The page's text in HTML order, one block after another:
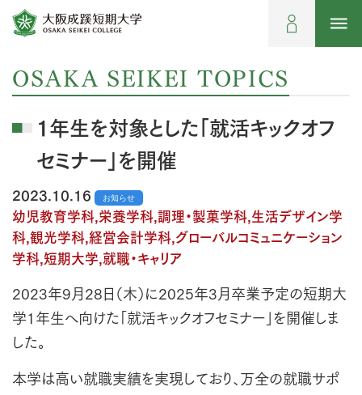
OSAKA SEIKEI TOPICS
1年生を対象とした「就活キックオフ
セミナー」を開催
2023.10.16 お知らせ
幼児教育学科,栄養学科,調理・製菓学科,生活デザイン学
科,観光学科,経営会計学科,グローバルコミュニケーション
学科,短期大学,就職・キャリア
2023年9月28日（木）に2025年3月卒業予定の短期大
学1年生へ向けた「就活キックオフセミナー」を開催しま
した。
本学は高い就職実績を実現しており、万全の就職サポ